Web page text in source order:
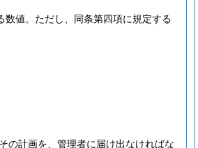
値。 ただし、同条第四項に規定する
の計画を、管理者に届け出なければな